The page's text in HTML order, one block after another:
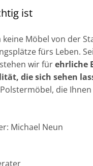
ist
keine Möbel von der
fürs Leben.
wir fürehrliche
die sich sehen
die
Michael Neun